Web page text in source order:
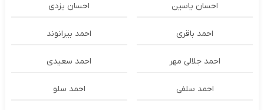
احسان یاسین احسان یزدی
احمد باقری احمد بیرانوند
احمد جلالی مهر احمد سعیدی
احمد سلفی احمد سلو